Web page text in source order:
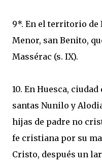
9*. En el territorio de
Menor, san Benito,
Massérac (s. IX).
10. En Huesca,
santas Nunilo y
hijas de padre no
fe cristiana por su
Cristo, después un